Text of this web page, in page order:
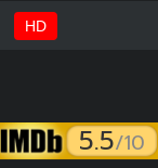
HD
5.5/10